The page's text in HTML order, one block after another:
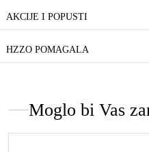
AKCIJE I POPUSTI
HZZO POMAGALA
Moglo bi Vas